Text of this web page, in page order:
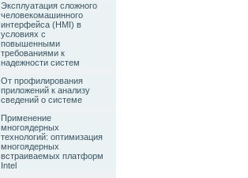
Эксплуатация сложного
человекомашинного
интерфейса (HMI) в
условиях с
повышенными
требованиями к
надежности систем
От профилирования
приложений к анализу
сведений о системе
Применение
многоядерных
технологий: оптимизация
многоядерных
встраиваемых платформ
Intel